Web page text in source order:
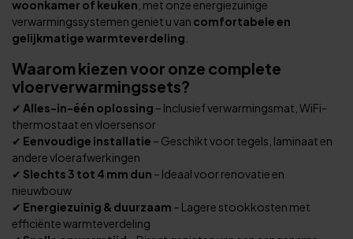
woonkamer of keuken , met onze energiezuinige
verwarmingssystemen geniet u van comfortabele en
gelijkmatige warmteverdeling
Waarom kiezen voor onze complete
vloerverwarmingssets?
✔ Alles-in-één oplossing – Inclusief verwarmingsmat, WiFi-
thermostaat en vloersensor
✔ Eenvoudige installatie – Geschikt voor tegels, laminaat en
andere vloerafwerkingen
✔ Slechts 3 tot 4 mm dun – Ideaal voor renovatie en
nieuwbouw
✔ Energiezuinig & duurzaam – Lagere stookkosten met
efficiënte warmteverdeling